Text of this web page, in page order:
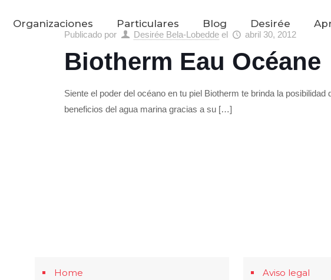
Organizaciones Particulares Blog Desirée
Publicado por Desirée Bela-Lobedde el abril 30, 2012
Biotherm Eau Océane
Siente el poder del océano en tu piel Biotherm te brinda la posibilidad
beneficios del agua marina gracias a su […]
Home Aviso legal